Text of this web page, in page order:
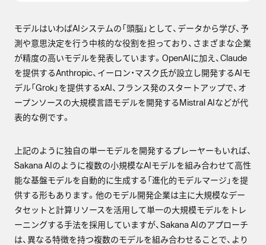
モデルはいわばAIシステムの「頭脳」として、データから学び、予
測や意思決定を行う中核的な役割を担っており、さまざまな企業
が精度の高いモデルを発表しています。OpenAIに加え、Claude
を提供するAnthropic、イーロン・マスク氏が設立し開発するAIモ
デル「Grok」を提供するxAI、フランス発のスタートアップで、オ
ープンソースの大規模言語モデルを開発するMistral AIなどが代
表的な例です。
上記のように独自の単一モデルを開発するプレーヤーもいれば、
Sakana AIのように複数の小規模なAIモデルを組み合わせて高性
能な基盤モデルを自動的に生成する「進化的モデルマージ」を提
供する形もあります。他のモデル開発企業は主に大規模なデー
タセットと計算リソースを活用して単一の大規模モデルをトレ
ーニングする手法を採用していますが、Sakana AIのアプローチ
は、異なる特徴を持つ複数のモデルを組み合わせることで、より